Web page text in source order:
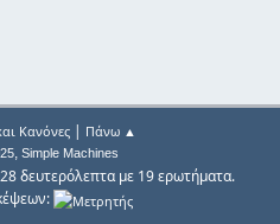
Κανόνες| Πάνω ▲
, Simple Machines
δευτερόλεπτα με 19 ερωτήματα.